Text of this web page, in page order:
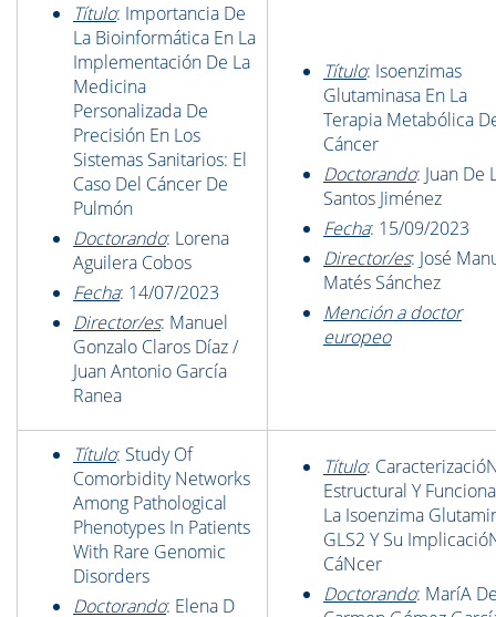
Título: Importancia De
La Bioinformática En La
Implementación De La
Medicina
Personalizada De
Precisión En Los
Sistemas Sanitarios: El
Caso Del Cáncer De
Pulmón
Doctorando: Lorena
Aguilera Cobos
Fecha: 14/07/2023
Director/es: Manuel
Gonzalo Claros Díaz /
Juan Antonio García
Ranea
Título: Isoenzimas
Glutaminasa En La
Terapia Metabólica
Cáncer
Doctorando: Juan De
Santos Jiménez
Fecha: 15/09/2023
Director/es: José
Matés Sánchez
Mención a doctor
europeo
Título: Study Of
Comorbidity Networks
Among Pathological
Phenotypes In Patients
With Rare Genomic
Disorders
Doctorando: Elena D
Título:
Estructural Y
La Isoenzima
GLS2 Y Su
CáNcer
Doctorando: MaríA